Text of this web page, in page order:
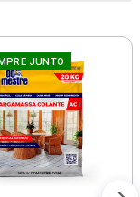
JUNTO